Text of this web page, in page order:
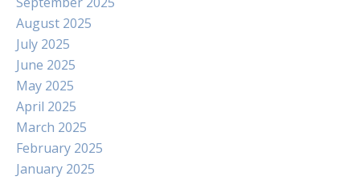
August 2025
July 2025
June 2025
May 2025
April 2025
March 2025
February 2025
January 2025